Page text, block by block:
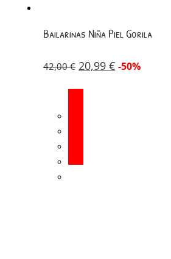
Bailarinas Niña Piel Gorila
42,00€ 20,99€ -50%